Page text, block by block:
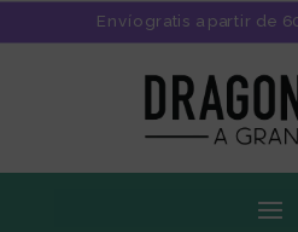
Envío gratis a partir de